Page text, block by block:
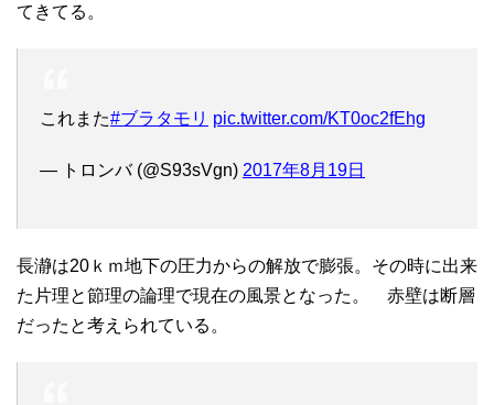
てきてる。
これまた#ブラタモリ pic.twitter.com/KT0oc2fEhg
— トロンバ (@S93sVgn) 2017年8月19日
長瀞は20ｋｍ地下の圧力からの解放で膨張。その時に出来
た片理と節理の論理で現在の風景となった。 赤壁は断層
だったと考えられている。